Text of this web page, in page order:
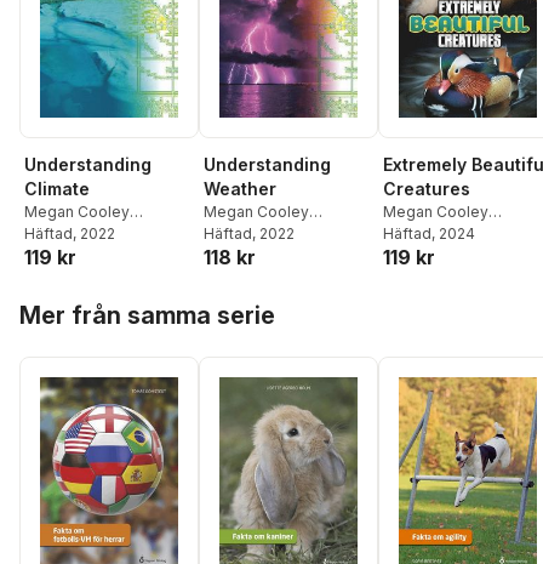
Understanding
Climate
Megan Cooley
Peterson
Häftad, 2022
119 kr
Understanding
Weather
Megan Cooley
Peterson
Häftad, 2022
118 kr
Extremely
Creatures
Megan Cooley
Peterson
Häftad, 2024
119 kr
Mer från samma serie